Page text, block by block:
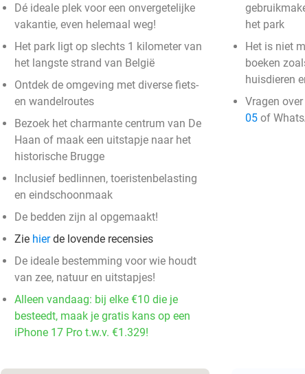
Dé ideale plek voor een onvergetelijke
vakantie, even helemaal weg!
Het park ligt op slechts 1 kilometer van
het langste strand van België
Ontdek de omgeving met diverse fiets-
en wandelroutes
Bezoek het charmante centrum van De
Haan of maak een uitstapje naar het
historische Brugge
Inclusief bedlinnen, toeristenbelasting
en eindschoonmaak
De bedden zijn al opgemaakt!
Zie hierde lovende recensies
De ideale bestemming voor wie houdt
van zee, natuur en uitstapjes!
Alleen vandaag: bij elke €10 die je
besteedt, maak je gratis kans op een
iPhone 17 Pro t.w.v. €1.329!
het park
Het is niet
boeken
huisdieren
Vragen
05 of